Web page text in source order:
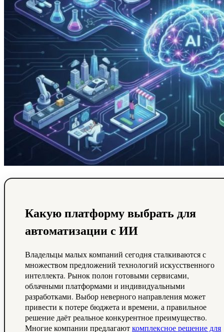
Какую платформу выбрать для
автоматизации с ИИ
Владельцы малых компаний сегодня сталкиваются с
множеством предложений технологий искусственного
интеллекта. Рынок полон готовыми сервисами,
облачными платформами и индивидуальными
разработками. Выбор неверного направления может
привести к потере бюджета и времени, а правильное
решение даёт реальное конкурентное преимущество.
Многие компании предлагаюткомплексное решение для